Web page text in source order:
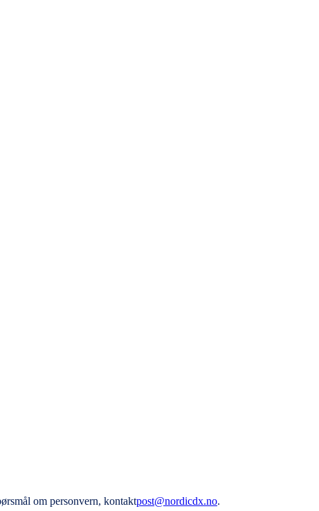
om personvern, kontaktpost@nordicdx.no.